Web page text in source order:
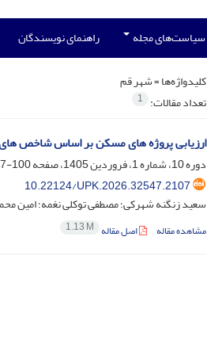
سیاست‌های مجله راهنمای نویسندگان
کلیدواژه‌ها =شهر قم
تعداد مقالات: 1
ارزیابی پروژه های مسکن بر اساس شاخص
دوره 10، شماره 1، فروردین 1405، صفحه
100-117
10.22124/UPK.2026.32547.2107
سعید زنگنه شهرکی؛ مصطفی توکلی نغمه؛ امین
مشاهده مقاله اصل مقاله 1.13 M